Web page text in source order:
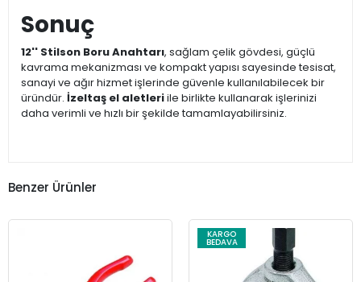
Sonuç
12'' Stilson Boru Anahtarı, sağlam çelik gövdesi, güçlü
kavrama mekanizması ve kompakt yapısı sayesinde tesisat,
sanayi ve ağır hizmet işlerinde güvenle kullanılabilecek bir
üründür. İzeltaş el aletleriile birlikte kullanarak işlerinizi
daha verimli ve hızlı bir şekilde tamamlayabilirsiniz.
Benzer Ürünler
KARGO
BEDAVA